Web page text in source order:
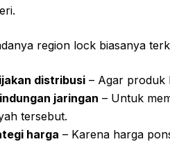
region lock biasanya
distribusi – Agar produk
jaringan – Untuk
tersebut.
harga – Karena harga